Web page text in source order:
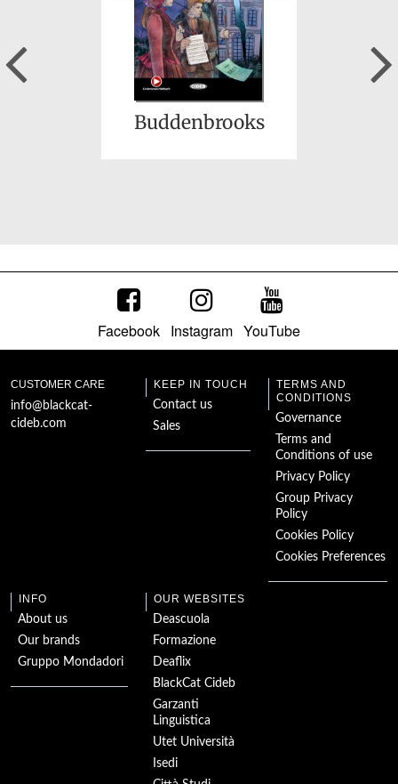
Schachnovelle
Das Haus an den
Verfolgung in
München
Buddenbrooks
Previous
Facebook Instagram YouTube